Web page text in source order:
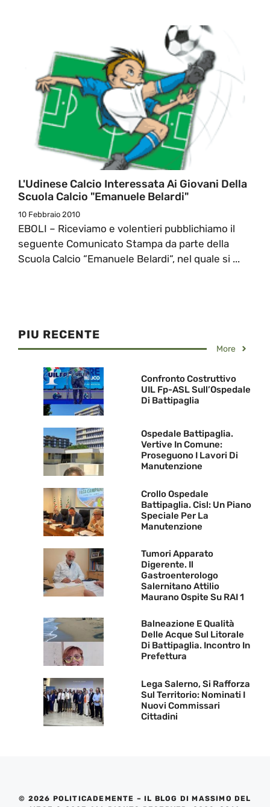
L'Udinese Calcio Interessata Ai Giovani Della
Scuola Calcio "Emanuele Belardi"
10 Febbraio 2010
EBOLI – Riceviamo e volentieri pubblichiamo il
seguente Comunicato Stampa da parte della
Scuola Calcio “Emanuele Belardi“, nel quale si ...
PIU RECENTE
More
Confronto Costruttivo
UIL Fp-ASL Sull’Ospedale
Di Battipaglia
Ospedale Battipaglia.
Vertive In Comune:
Proseguono I Lavori Di
Manutenzione
Crollo Ospedale
Battipaglia. Cisl: Un Piano
Speciale Per La
Manutenzione
Tumori Apparato
Digerente. Il
Gastroenterologo
Salernitano Attilio
Maurano Ospite Su RAI 1
Balneazione E Qualità
Delle Acque Sul Litorale
Di Battipaglia. Incontro In
Prefettura
Lega Salerno, Si Rafforza
Sul Territorio: Nominati I
Nuovi Commissari
Cittadini
© 2026 POLITICADEMENTE – IL BLOG DI MASSIMO DEL